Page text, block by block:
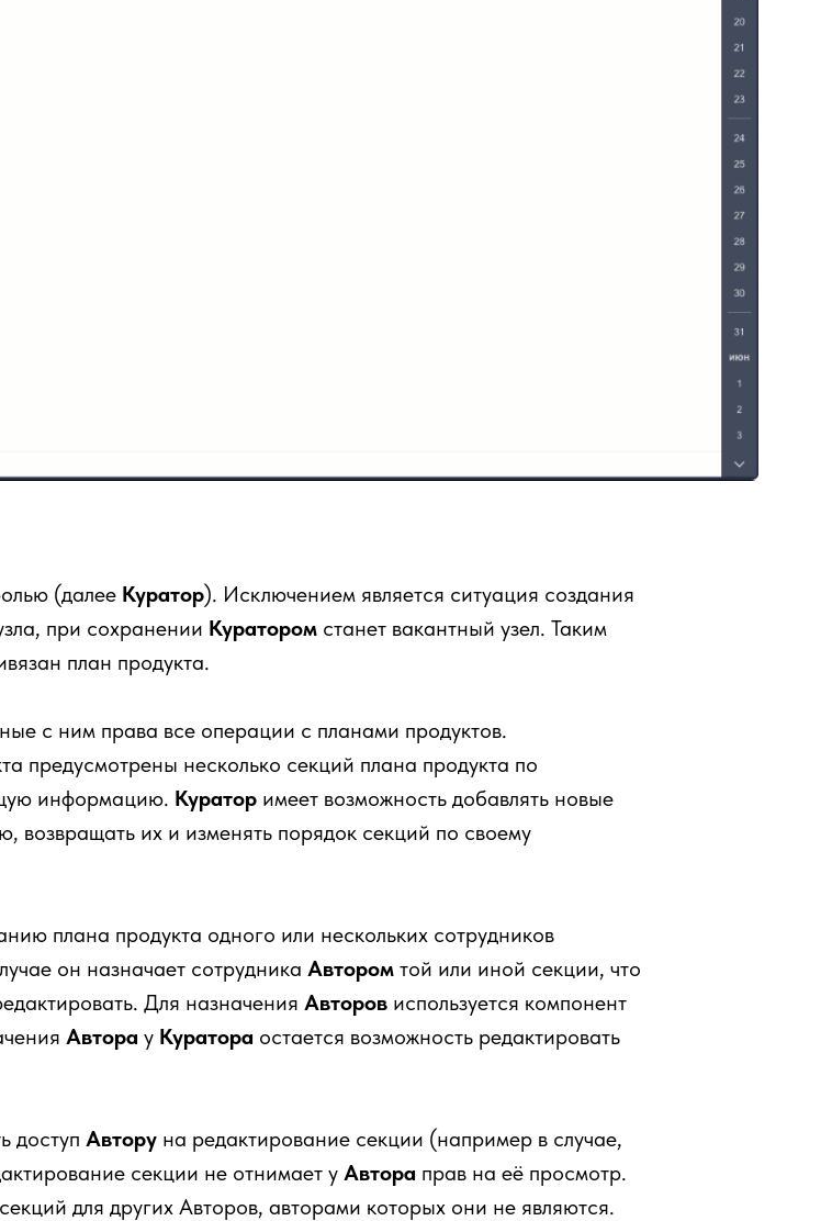
(далее Куратор). Исключением является ситуация создания
при сохранении Куратором станет вакантный узел. Таким
план продукта.
с ним права все операции с планами продуктов.
предусмотрены несколько секций плана продукта по
информацию. Куратор имеет возможность добавлять новые
возвращать их и изменять порядок секций по своему
плана продукта одного или нескольких сотрудников
он назначает сотрудника Автором той или иной секции, что
Для назначения Авторов используется компонент
Автора у Куратора остается возможность редактировать
доступ Автору на редактирование секции (например в случае,
секции не отнимает у Автора прав на её просмотр.
для других Авторов, авторами которых они не являются.